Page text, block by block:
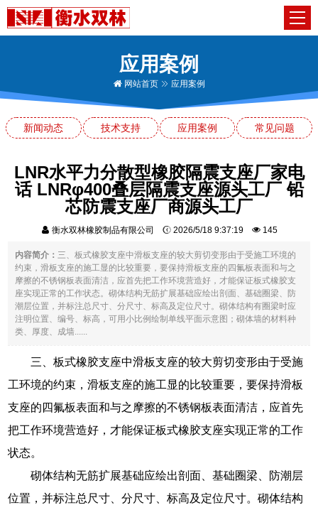
应用案例
网站首页 应用案例
新闻动态 技术支持 应用案例 常见问题
LNR水平力分散型橡胶隔震支座厂家电
话 LNRφ400叠层隔震支座源头工厂 铅
芯防震支座厂商源头工厂
衡水双林橡胶制品有限公司 2026/5/18 9:37:19 145
内容简介： 三、板式橡胶支座中滑板支座的较大剪切变形由于受施工环境的
约束，滑板支座的施工显的比较重要，要保持滑板支座的四氟板表面和与之
摩擦的不锈钢板表面清洁，应首先把工作环境营造好，才能保证板式橡胶支
座实现正常的工作状态。砌体结构无筋扩展基础应绘出剖面、基础圈梁、防
潮层位置，并标注总尺寸、分尺寸、标高及定位尺寸。砌体结构有圈梁时应
注明位置、编号、标高，可用小比例绘制单线平面示意图；砌体墙的材料种
类、厚度、成墙......
三、板式橡胶支座中滑板支座的较大剪切变形由于受施
工环境的约束，滑板支座的施工显的比较重要，要保持滑板
支座的四氟板表面和与之摩擦的不锈钢板表面清洁，应首先
把工作环境营造好，才能保证板式橡胶支座实现正常的工作
状态。
砌体结构无筋扩展基础应绘出剖面、基础圈梁、防潮层
位置，并标注总尺寸、分尺寸、标高及定位尺寸。砌体结构